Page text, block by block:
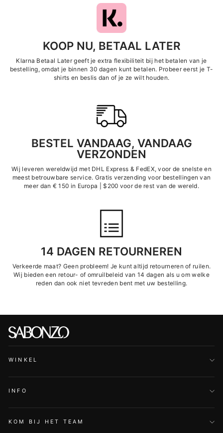
KOOP NU, BETAAL LATER
Klarna Betaal Later geeft je extra flexibiliteit bij het betalen van je
bestelling, omdat je binnen 30 dagen kunt betalen. Probeer eerst je T-
shirts en beslis dan of je ze wilt houden.
BESTEL VANDAAG, VANDAAG
VERZONDEN
Wij leveren wereldwijd met DHL Express & FedEX, voor de snelste en
meest betrouwbare service. Gratis verzending voor bestellingen van
meer dan € 150 in Europa | $200 voor de rest van de wereld.
14 DAGEN RETOURNEREN
Verkeerde maat? Geen probleem! Je kunt altijd retourneren of ruilen.
Wij bieden een retour- of omruilbeleid van 14 dagen als u om welke
reden dan ook niet tevreden bent met uw bestelling.
WINKEL
INFO
KOM BIJ HET TEAM